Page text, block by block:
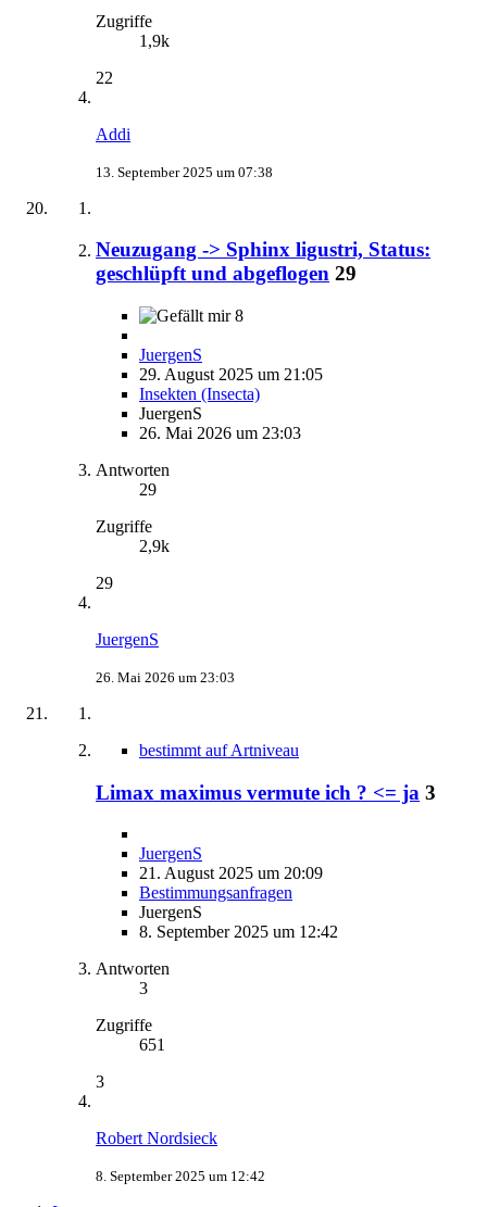
Zugriffe
1,9k
22
Addi
13. September 2025 um 07:38
Neuzugang -> Sphinx ligustri, Status:
geschlüpft und abgeflogen 29
8
JuergenS
29. August 2025 um 21:05
Insekten (Insecta)
JuergenS
26. Mai 2026 um 23:03
Antworten
29
Zugriffe
2,9k
29
JuergenS
26. Mai 2026 um 23:03
bestimmt auf Artniveau
Limax maximus vermute ich ? <= ja 3
JuergenS
21. August 2025 um 20:09
Bestimmungsanfragen
JuergenS
8. September 2025 um 12:42
Antworten
3
Zugriffe
651
3
Robert Nordsieck
8. September 2025 um 12:42